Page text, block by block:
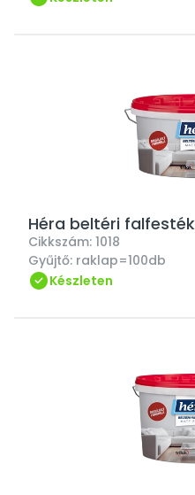
Héra beltéri
Cikkszám: 1018
Gyűjtő: raklap=100db
Készleten